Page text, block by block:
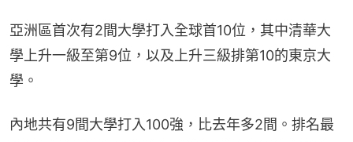
亞洲區首次有2間大學打入全球首10位，其中清華大
學上升一級至第9位，以及上升三級排第10的東京大
學。
內地共有9間大學打入100強，比去年多2間。排名最